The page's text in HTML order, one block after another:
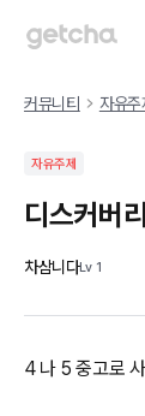
커뮤니티 자유주
자유주제
디스커버
차삼니다Lv 1
4 나 5 중고로